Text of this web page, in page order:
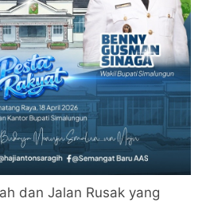
dan Jalan Rusak yang